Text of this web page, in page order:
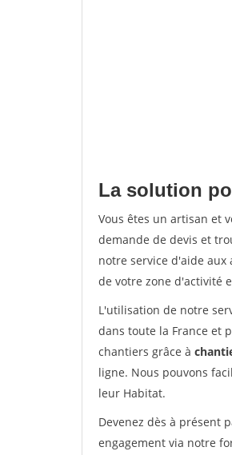
La solution
Vous êtes un artisan et
demande de devis et
notre service d'aide aux
de votre zone d'activité
L'utilisation de notre
dans toute la France et
chantiers grâce à
ligne. Nous pouvons
leur Habitat.
Devenez dès à présent
engagement via notre